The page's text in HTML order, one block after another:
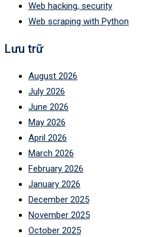
Web hacking, security
Web scraping with Python
Lưu trữ
August 2026
July 2026
June 2026
May 2026
April 2026
March 2026
February 2026
January 2026
December 2025
November 2025
October 2025